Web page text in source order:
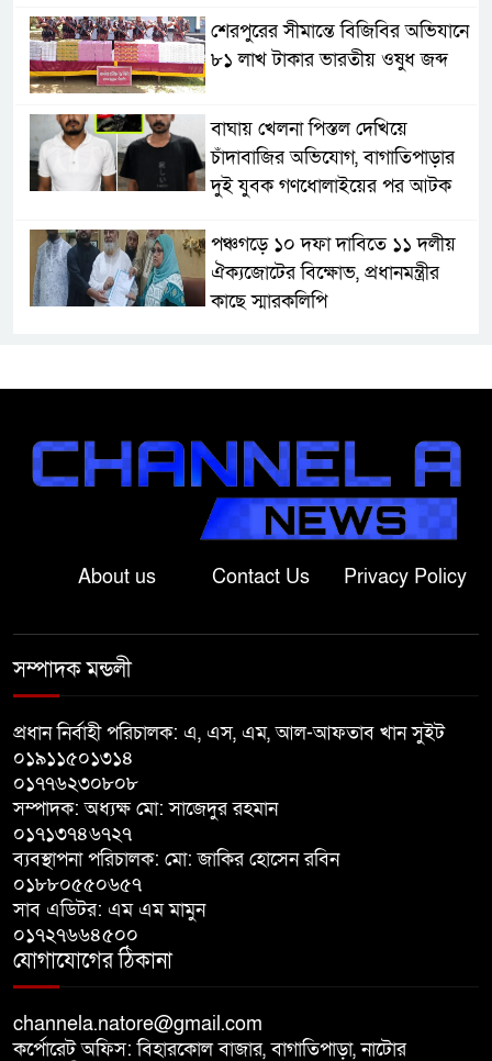
শেরপুরের সীমান্তে বিজিবির অভিযানে
৮১ লাখ টাকার ভারতীয় ওষুধ জব্দ
বাঘায় খেলনা পিস্তল দেখিয়ে
চাঁদাবাজির অভিযোগ, বাগাতিপাড়ার
দুই যুবক গণধোলাইয়ের পর আটক
পঞ্চগড়ে ১০ দফা দাবিতে ১১ দলীয়
ঐক্যজোটের বিক্ষোভ, প্রধানমন্ত্রীর
কাছে স্মারকলিপি
ঘণ্টার ব্যবধানে স্ত্রীরও মৃত্যু, শোকে
বাংলাদেশের মাটিতে আর কোনোদিন
ফ্যাসিস্টের স্থান হবে না: নাটোরে হুইপ
দুলু
লালপুরে নারীর ১ লাখ ৮০ হাজার টাকা
অভিযোগে বাগাতিপাড়ায় মানববন্ধন
সমাপনী ও পুরস্কার বিতরণ
About us Contact Us Privacy Policy
সম্পাদক মন্ডলী
প্রধান নির্বাহী পরিচালক: এ, এস, এম, আল-আফতাব খান সুইট
০১৯১১৫০১৩১৪
০১৭৭৬২৩০৮০৮
সম্পাদক: অধ্যক্ষ মো: সাজেদুর রহমান
০১৭১৩৭৪৬৭২৭
ব্যবস্থাপনা পরিচালক: মো: জাকির হোসেন রবিন
০১৮৮০৫৫০৬৫৭
সাব এডিটর: এম এম মামুন
০১৭২৭৬৬৪৫০০
যোগাযোগের ঠিকানা
channela.natore@gmail.com
কর্পোরেট অফিস: বিহারকোল বাজার, বাগাতিপাড়া, নাটোর